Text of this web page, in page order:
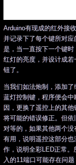
Arduino有现成的红外接
并记录下了每个键所对
是，当一直按下一个键
红灯的亮度，并设计成
钮了。
当我们如法炮制，添加
蓝灯控制键，程序便会
因，更换了遥控上的其
将可能的错误修正。但
对等的，如果其他两个
有用，说明遥控这部分
作，说明全彩LED正常
入的11端口可能存在问